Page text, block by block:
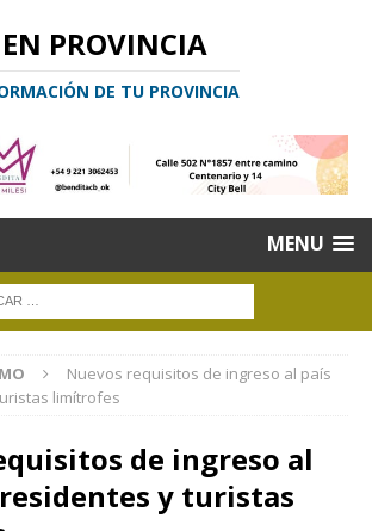
EN PROVINCIA
DE TU PROVINCIA
MENU
Nuevos requisitos de ingreso al país
limítrofes
de ingreso al
y turistas